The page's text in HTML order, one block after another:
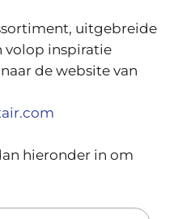
uitgebreide
inspiratie
de website van
hieronder in om